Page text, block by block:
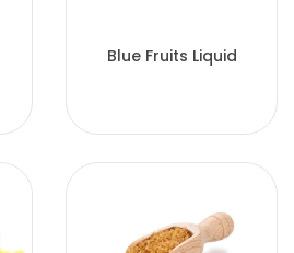
Blue Fruits Liquid